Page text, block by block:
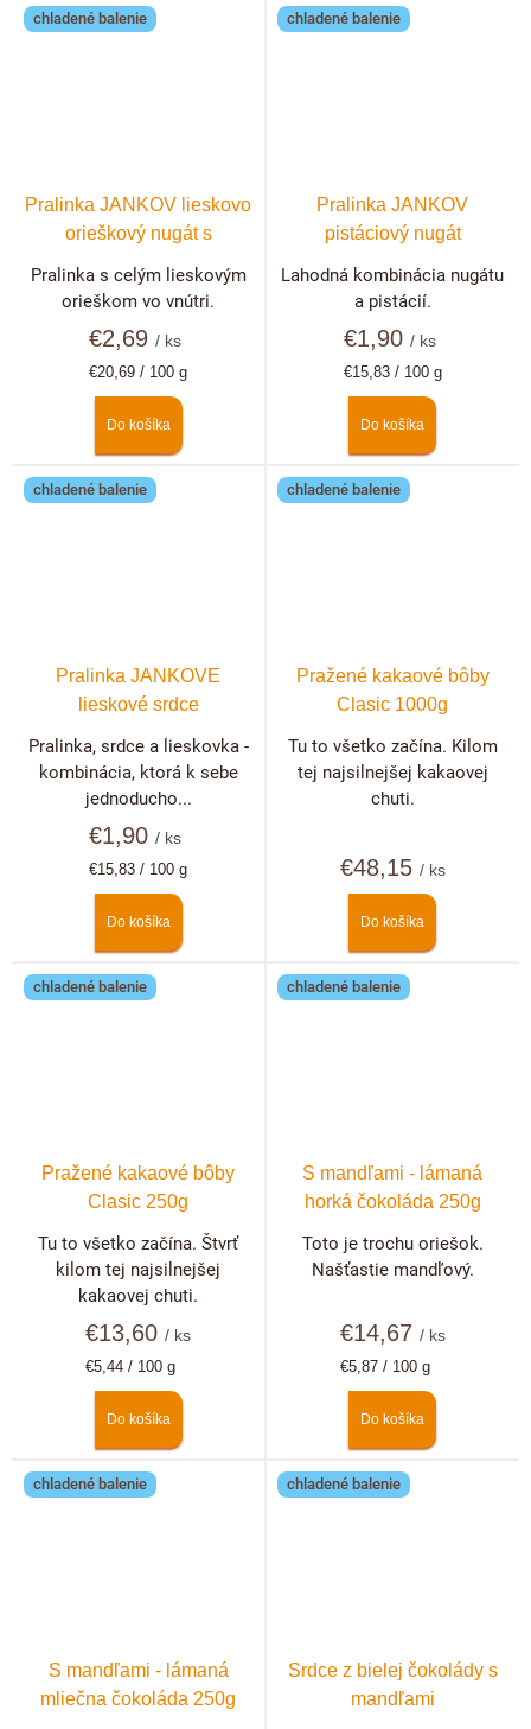
chladené balenie
Pralinka JANKOV lieskovo
orieškový nugát s
€2,69/ ks
Jednotková
€20,69 / 100 g
Do košíka
Pralinka s celým lieskovým
orieškom vo vnútri.
chladené balenie
Pralinka JANKOV
pistáciový nugát
€1,90 / ks
Jednotková
€15,83 / 100 g
Do košíka
Lahodná kombinácia nugátu
a pistácií.
chladené balenie
Pralinka JANKOVE
lieskové srdce
€1,90/ ks
Jednotková
€15,83 / 100 g
Do košíka
Pralinka, srdce a lieskovka -
kombinácia, ktorá k sebe
jednoducho...
chladené balenie
Pražené kakaové bôby
Clasic 1000g
€48,15 / ks
Do košíka
Tu to všetko začína. Kilom
tej najsilnejšej kakaovej
chuti.
chladené balenie
Pražené kakaové bôby
Clasic 250g
€13,60/ ks
Jednotková
€5,44 / 100 g
Do košíka
Tu to všetko začína. Štvrť
kilom tej najsilnejšej
kakaovej chuti.
chladené balenie
S mandľami - lámaná
horká čokoláda 250g
€14,67 / ks
Jednotková
€5,87 / 100 g
Do košíka
Toto je trochu oriešok.
Našťastie mandľový.
chladené balenie
S mandľami - lámaná
mliečna čokoláda 250g
chladené balenie
Srdce z bielej čokolády s
mandľami